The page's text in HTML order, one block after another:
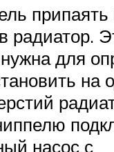
припаять
радиатор.
для
на
насос с